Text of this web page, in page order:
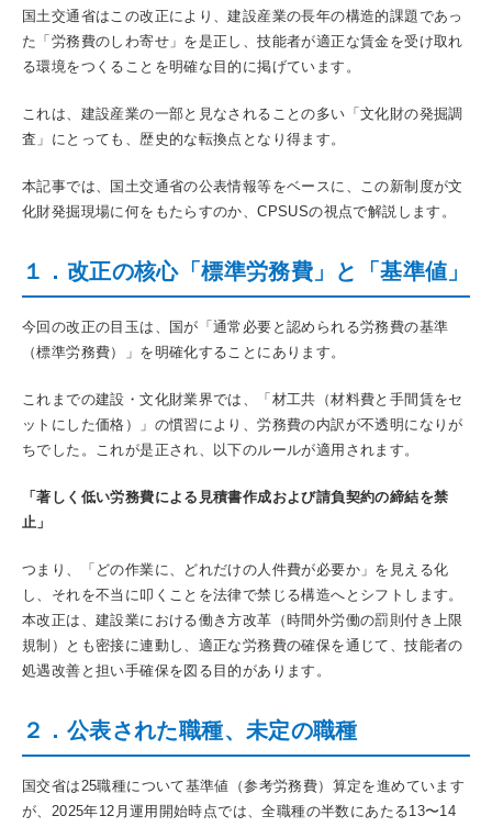
国土交通省はこの改正により、建設産業の長年の構造的課題であっ
た「労務費のしわ寄せ」を是正し、技能者が適正な賃金を受け取れ
る環境をつくることを明確な目的に掲げています。
これは、建設産業の一部と見なされることの多い「文化財の発掘調
査」にとっても、歴史的な転換点となり得ます。
本記事では、国土交通省の公表情報等をベースに、この新制度が文
化財発掘現場に何をもたらすのか、CPSUSの視点で解説します。
１．改正の核心「標準労務費」と「基準値」
今回の改正の目玉は、国が「通常必要と認められる労務費の基準
（標準労務費）」を明確化することにあります。
これまでの建設・文化財業界では、「材工共（材料費と手間賃をセ
ットにした価格）」の慣習により、労務費の内訳が不透明になりが
ちでした。これが是正され、以下のルールが適用されます。
「著しく低い労務費による見積書作成および請負契約の締結を禁
止」
つまり、「どの作業に、どれだけの人件費が必要か」を見える化
し、それを不当に叩くことを法律で禁じる構造へとシフトします。
本改正は、建設業における働き方改革（時間外労働の罰則付き上限
規制）とも密接に連動し、適正な労務費の確保を通じて、技能者の
処遇改善と担い手確保を図る目的があります。
２．公表された職種、未定の職種
国交省は25職種について基準値（参考労務費）算定を進めています
が、2025年12月運用開始時点では、全職種の半数にあたる13〜14